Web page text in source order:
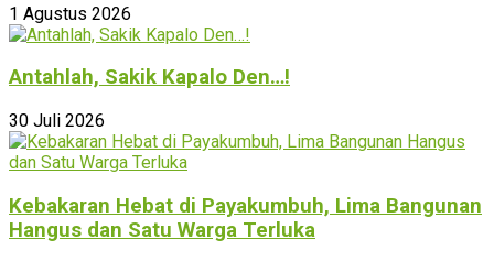
1 Agustus 2026
Antahlah, Sakik Kapalo Den…!
30 Juli 2026
Kebakaran Hebat di Payakumbuh, Lima Bangunan
Hangus dan Satu Warga Terluka